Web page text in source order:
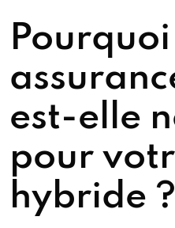
est-elle
pour
hybride ?